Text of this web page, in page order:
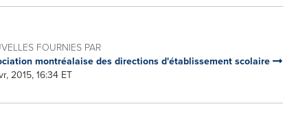
FOURNIES PAR
montréalaise des directions d'établissement scolaire
2015, 16:34 ET